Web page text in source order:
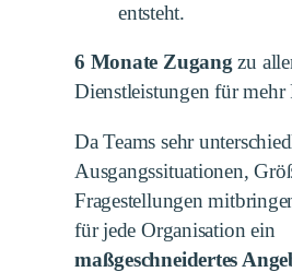
entsteht.
6 Monate Zugangzu
Dienstleistungen für
Da Teams sehr
Ausgangssituationen,
Fragestellungen
für jede Organisation ein
maßgeschneidertes